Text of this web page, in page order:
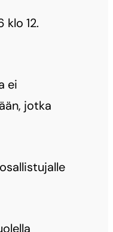
12.
ei
jotka